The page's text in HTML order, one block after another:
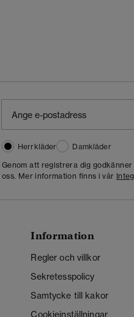
Herrkläder
Damkläder
Genom att registrera dig
oss. Mer information finns i vår
Information
Regler och villkor
Sekretesspolicy
Samtycke till kakor
Cookieinställningar